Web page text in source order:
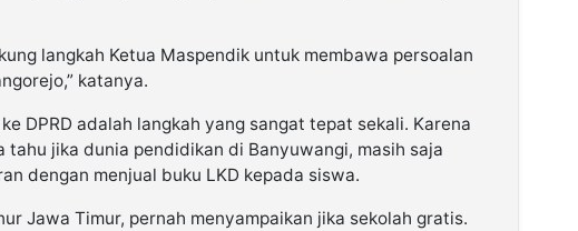
langkah Ketua Maspendik untuk membawa persoalan
katanya.
DPRD adalah langkah yang sangat tepat sekali. Karena
tahu jika dunia pendidikan di Banyuwangi, masih saja
dengan menjual buku LKD kepada siswa.
Jawa Timur, pernah menyampaikan jika sekolah gratis.